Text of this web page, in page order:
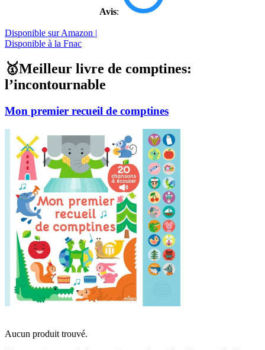
Avis:
Disponible sur Amazon |
Disponible à la Fnac
🥇Meilleur livre de comptines:
l’incontournable
Mon premier recueil de comptines
Aucun produit trouvé.